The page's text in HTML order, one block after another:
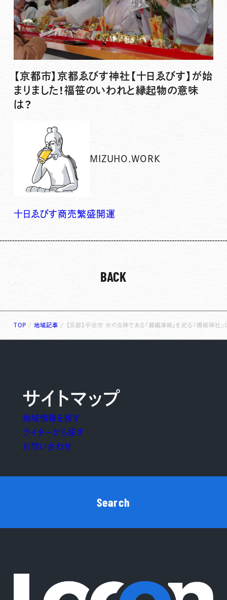
【京都市】京都ゑびす神社【十日ゑびす】が始
まりました！福笹のいわれと縁起物の意味
は？
MIZUHO.WORK
十日ゑびす商売繁盛開運
BACK
TOP /地域記事 / 【京都】宇治市 水の女神である「瀬織津姫」を祀る『橋姫神社』
サイトマップ
地域情報を探す
ライターから探す
お問い合わせ
Search